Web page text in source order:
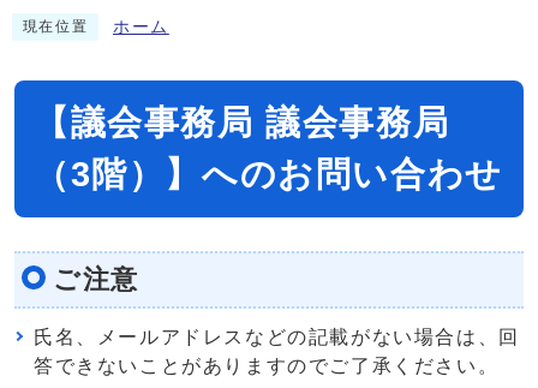
現在位置 ホーム
【議会事務局 議会事務局
（3階）】へのお問い合わせ
ご注意
氏名、メールアドレスなどの記載がない場合は、回
答できないことがありますのでご了承ください。